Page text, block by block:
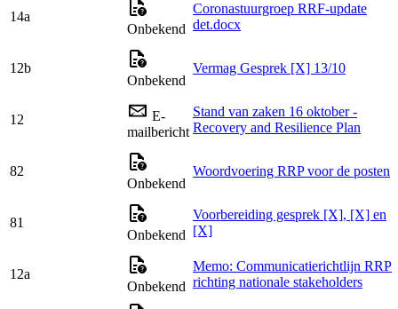
14a
Onbekend
Coronastuurgroep RRF-update
det.docx
12b
Onbekend
Vermag Gesprek [X] 13/10
12
E-
mailbericht
Stand van zaken 16 oktober -
Recovery and Resilience Plan
82
Onbekend
Woordvoering RRP voor de posten
81
Onbekend
Voorbereiding gesprek [X], [X] en
[X]
12a
Onbekend
Memo: Communicatierichtlijn RRP
richting nationale stakeholders